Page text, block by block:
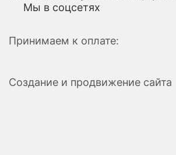
Мы в соцсетях
Принимаем к оплате:
Создание и продвижение сайта